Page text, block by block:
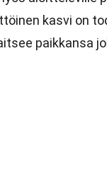
kasvi on
paikkansa